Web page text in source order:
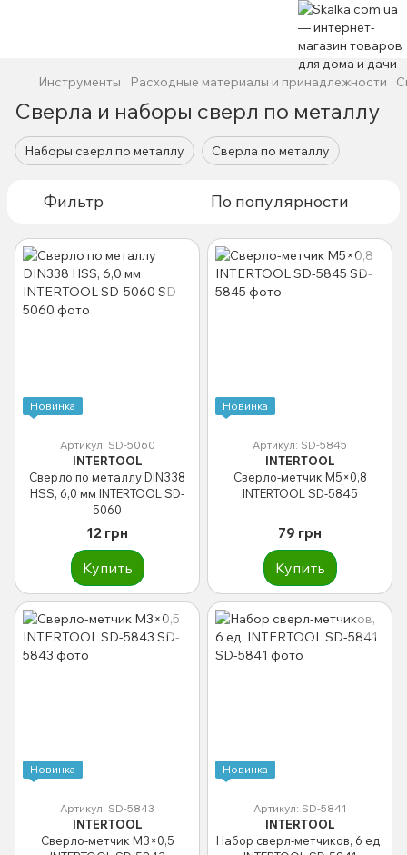
Инструменты Расходные материалы и принадлежности
Сверла и наборы сверл по металлу
Наборы сверл по металлу Сверла по металлу
Фильтр По популярности
Новинка
Артикул: SD-5060
INTERTOOL
Сверло по металлу DIN338
HSS, 6,0 мм INTERTOOL SD-
5060
12 грн
Купить
Новинка
Артикул: SD-5845
INTERTOOL
Сверло-метчик M5×0,8
INTERTOOL SD-5845
79 грн
Купить
Новинка
Артикул: SD-5843
INTERTOOL
Сверло-метчик M3×0,5
Новинка
Артикул: SD-5841
INTERTOOL
Набор сверл-метчиков, 6 ед.